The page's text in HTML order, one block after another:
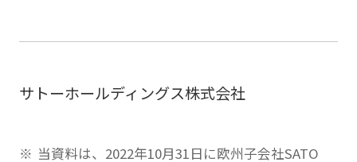
サトーホールディングス株式会社
当資料は、2022年10月31日に欧州子会社SATO